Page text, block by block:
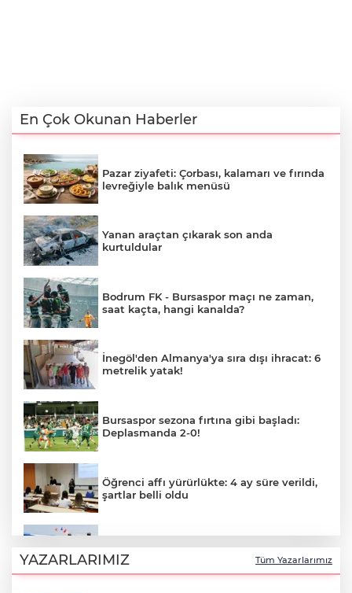
En Çok Okunan Haberler
Pazar ziyafeti: Çorbası, kalamarı ve fırında
levreğiyle balık menüsü
Yanan araçtan çıkarak son anda
kurtuldular
Bodrum FK - Bursaspor maçı ne zaman,
saat kaçta, hangi kanalda?
İnegöl'den Almanya'ya sıra dışı ihracat: 6
metrelik yatak!
Bursaspor sezona fırtına gibi başladı:
Deplasmanda 2-0!
Öğrenci affı yürürlükte: 4 ay süre verildi,
şartlar belli oldu
At yarışları düzenlendi!
YAZARLARIMIZ Tüm Yazarlarımız